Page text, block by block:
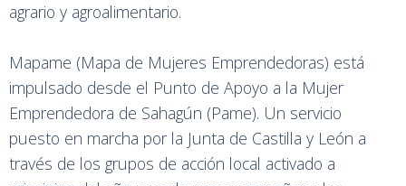
agrario y agroalimentario.
Mapame (Mapa de Mujeres Emprendedoras) está
impulsado desde el Punto de Apoyo a la Mujer
Emprendedora de Sahagún (Pame). Un servicio
puesto en marcha por la Junta de Castilla y León a
través de los grupos de acción local activado a